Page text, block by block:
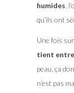
humides ,
qu’ils ont
Une fois
tient
peau, ça
n’est pas